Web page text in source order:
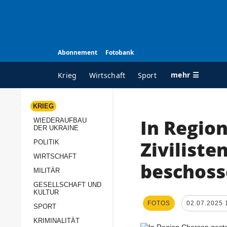
Abonnement Fotobank
Krieg Wirtschaft Sport mehr ☰
ALLE RUBRIKEN
Wiederaufbau der
Politik
Militär
KRIEG
WIEDERAUFBAU
DER UKRAINE
POLITIK
WIRTSCHAFT
MILITÄR
GESELLSCHAFT UND
KULTUR
SPORT
KRIMINALITÄT
In
FOTOS 02.07.2025